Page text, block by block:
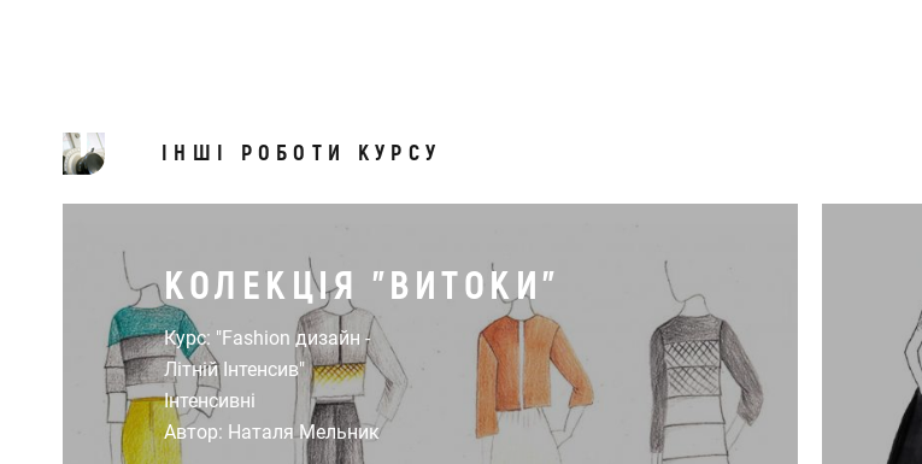
ІНШІ РОБОТИ КУРСУ
КОЛЕКЦІЯ "ВИТОКИ"
Курс: "Fashion дизайн -
Літній Інтенсив"
Інтенсивні
Автор: Наталя Мельник